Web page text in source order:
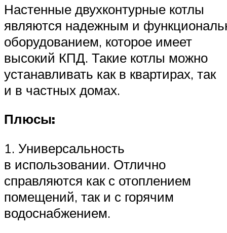
Настенные двухконтурные котлы
являются надежным и
оборудованием, которое имеет
высокий КПД. Такие котлы можно
устанавливать как в квартирах, так
и в частных домах.
Плюсы:
1. Универсальность
в использовании. Отлично
справляются как с отоплением
помещений, так и с горячим
водоснабжением.